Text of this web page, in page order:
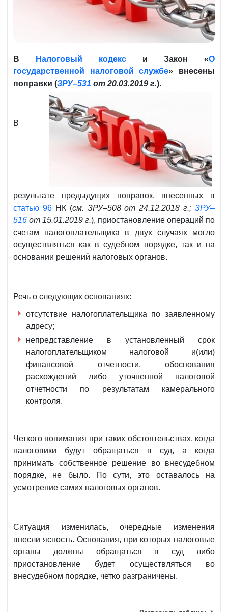
В Налоговый кодекс и Закон «О
государственной налоговой службе» внесены
поправки (ЗРУ–531 от 20.03.2019 г.).
В
результате предыдущих поправок, внесенных в
статью 96НК (см. ЗРУ–508 от 24.12.2018 г.; ЗРУ–
516 от 15.01.2019 г.), приостановление операций по
счетам налогоплательщика в двух случаях могло
осуществляться как в судебном порядке, так и на
основании решений налоговых органов.
Речь о следующих основаниях:
отсутствие налогоплательщика по заявленному
адресу;
непредставление в установленный срок
налогоплательщиком налоговой и(или)
финансовой отчетности, обоснования
расхождений либо уточненной налоговой
отчетности по результатам камерального
контроля.
Четкого понимания при таких обстоятельствах, когда
налоговики будут обращаться в суд, а когда
принимать собственное решение во внесудебном
порядке, не было. По сути, это оставалось на
усмотрение самих налоговых органов.
Ситуация изменилась, очередные изменения
внесли ясность. Основания, при которых налоговые
органы должны обращаться в суд либо
приостановление будет осуществляться во
внесудебном порядке, четко разграничены.